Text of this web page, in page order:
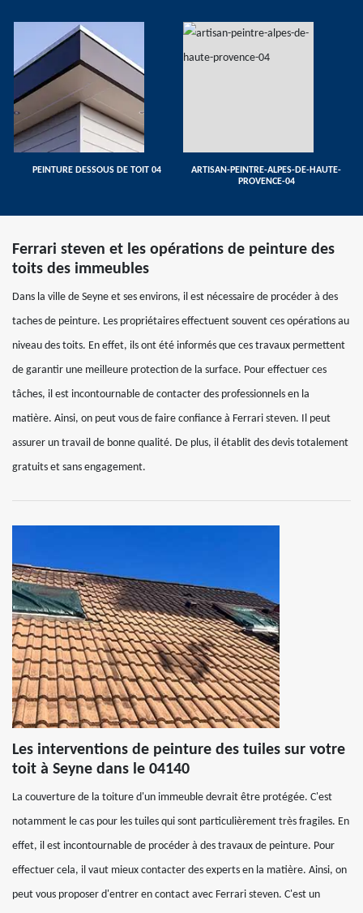
PEINTURE DESSOUS DE TOIT 04
ARTISAN-PEINTRE-ALPES-DE-HAUTE-
PROVENCE-04
Ferrari steven et les opérations de peinture des
toits des immeubles
Dans la ville de Seyne et ses environs, il est nécessaire de procéder à des
taches de peinture. Les propriétaires effectuent souvent ces opérations au
niveau des toits. En effet, ils ont été informés que ces travaux permettent
de garantir une meilleure protection de la surface. Pour effectuer ces
tâches, il est incontournable de contacter des professionnels en la
matière. Ainsi, on peut vous de faire confiance à Ferrari steven. Il peut
assurer un travail de bonne qualité. De plus, il établit des devis totalement
gratuits et sans engagement.
Les interventions de peinture des tuiles sur votre
toit à Seyne dans le 04140
La couverture de la toiture d'un immeuble devrait être protégée. C'est
notamment le cas pour les tuiles qui sont particulièrement très fragiles. En
effet, il est incontournable de procéder à des travaux de peinture. Pour
effectuer cela, il vaut mieux contacter des experts en la matière. Ainsi, on
peut vous proposer d'entrer en contact avec Ferrari steven. C'est un